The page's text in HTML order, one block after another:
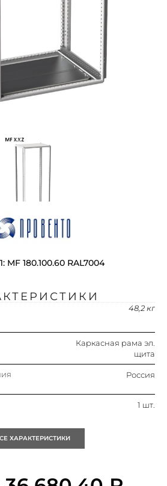
180.100.60 RAL7004
48,2 кг
Каркасная рама эл.
щита
Россия
1 шт.
ХАРАКТЕРИСТИКИ